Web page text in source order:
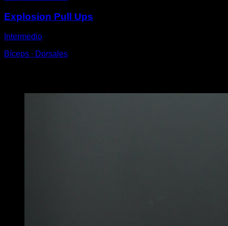
Explosion Pull Ups
Intermedio
Bíceps ∙ Dorsales